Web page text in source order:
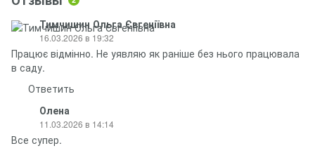
Тимчишин Ольга Євгеніївна
16.03.2026 в 19:32
Працює відмінно. Не уявляю як раніше без нього працювала
в саду.
Ответить
Олена
11.03.2026 в 14:14
Все супер.